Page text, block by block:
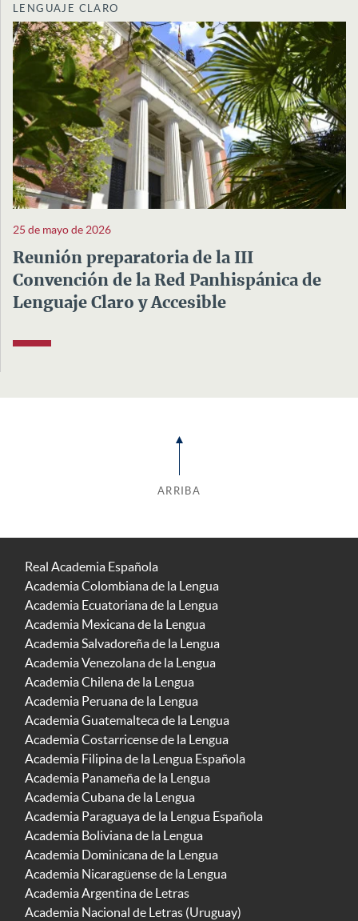
LENGUAJE CLARO
25 de mayo de 2026
Reunión preparatoria de la III
Convención de la Red Panhispánica de
Lenguaje Claro y Accesible
ARRIBA
Real Academia Española
Academia Colombiana de la Lengua
Academia Ecuatoriana de la Lengua
Academia Mexicana de la Lengua
Academia Salvadoreña de la Lengua
Academia Venezolana de la Lengua
Academia Chilena de la Lengua
Academia Peruana de la Lengua
Academia Guatemalteca de la Lengua
Academia Costarricense de la Lengua
Academia Filipina de la Lengua Española
Academia Panameña de la Lengua
Academia Cubana de la Lengua
Academia Paraguaya de la Lengua Española
Academia Boliviana de la Lengua
Academia Dominicana de la Lengua
Academia Nicaragüense de la Lengua
Academia Argentina de Letras
Academia Nacional de Letras (Uruguay)